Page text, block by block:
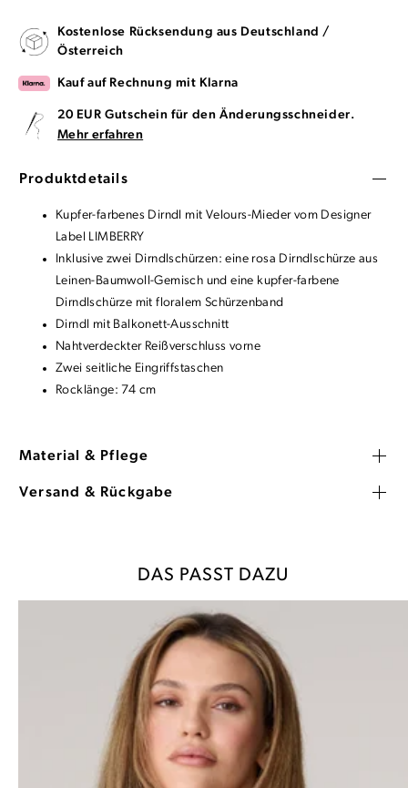
Kostenlose Rücksendung aus Deutschland /
Österreich
Kauf auf Rechnung mit Klarna
20 EUR Gutschein für den Änderungsschneider.
Mehr erfahren
Produktdetails
Kupfer-farbenes Dirndl mit Velours-Mieder vom Designer
Label LIMBERRY
Inklusive zwei Dirndlschürzen: eine rosa Dirndlschürze aus
Leinen-Baumwoll-Gemisch und eine kupfer-farbene
Dirndlschürze mit floralem Schürzenband
Dirndl mit Balkonett-Ausschnitt
Nahtverdeckter Reißverschluss vorne
Zwei seitliche Eingriffstaschen
Rocklänge: 74 cm
Material & Pflege
Versand & Rückgabe
DAS PASST DAZU